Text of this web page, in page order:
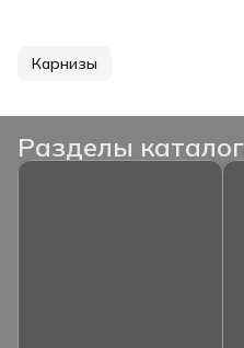
Карнизы
Разделы